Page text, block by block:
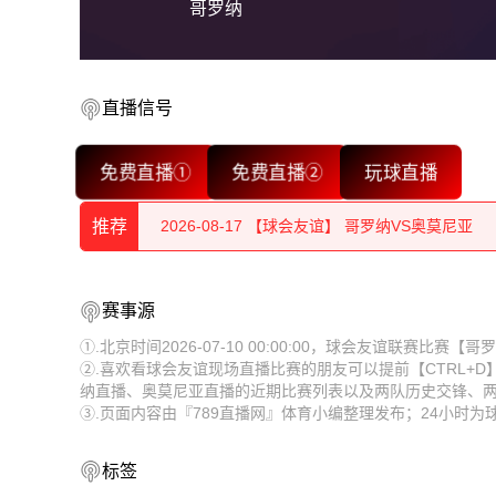
哥罗纳
直播信号
免费直播① 免费直播② 玩球直播
推荐
2026-08-17 【球会友谊】 哥罗纳VS奥莫尼亚
2026-08-17 【球会友谊】 哥罗纳VS奥莫尼亚
2026-08-17 【球会友谊】 哥罗纳VS奥莫尼亚
2026-08-17 【球会友谊】 哥罗纳VS奥莫尼亚
2026-08-17 【球会友谊】 哥罗纳VS奥莫尼亚
2026-08-17 【球会友谊】 哥罗纳VS奥莫尼亚
赛事源
①.北京时间2026-07-10 00:00:00，球会友谊联赛比赛【哥
②.喜欢看球会友谊现场直播比赛的朋友可以提前【CTRL+D
纳直播、奥莫尼亚直播的近期比赛列表以及两队历史交锋、
③.页面内容由『789直播网』体育小编整理发布；24小时为
标签